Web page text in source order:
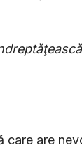
care are